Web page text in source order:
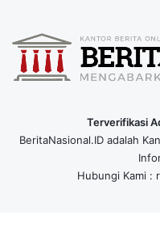
Terverifikasi
BeritaNasional.ID adalah
Hubungi Kami :